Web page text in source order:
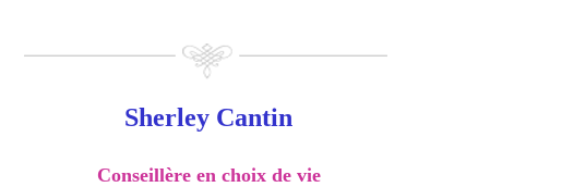
Sherley Cantin
Conseillère en choix de vie